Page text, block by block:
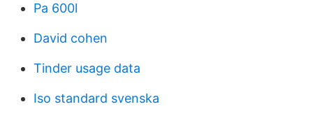
Pa 600l
David cohen
Tinder usage data
Iso standard svenska